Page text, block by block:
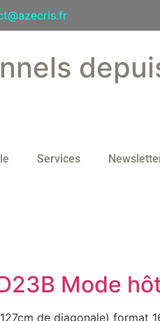
Services
Mode
de diagonale) format